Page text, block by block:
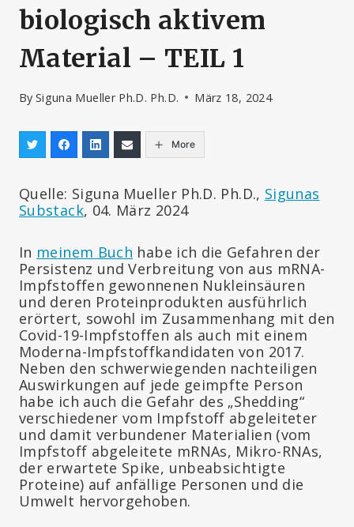
biologisch aktivem
Material – TEIL 1
By Siguna Mueller Ph.D. Ph.D. März 18, 2024
More
Quelle: Siguna Mueller Ph.D. Ph.D., Sigunas
Substack, 04. März 2024
In meinem Buch habe ich die Gefahren der
Persistenz und Verbreitung von aus mRNA-
Impfstoffen gewonnenen Nukleinsäuren
und deren Proteinprodukten ausführlich
erörtert, sowohl im Zusammenhang mit den
Covid-19-Impfstoffen als auch mit einem
Moderna-Impfstoffkandidaten von 2017.
Neben den schwerwiegenden nachteiligen
Auswirkungen auf jede geimpfte Person
habe ich auch die Gefahr des „Shedding“
verschiedener vom Impfstoff abgeleiteter
und damit verbundener Materialien (vom
Impfstoff abgeleitete mRNAs, Mikro-RNAs,
der erwartete Spike, unbeabsichtigte
Proteine) auf anfällige Personen und die
Umwelt hervorgehoben.